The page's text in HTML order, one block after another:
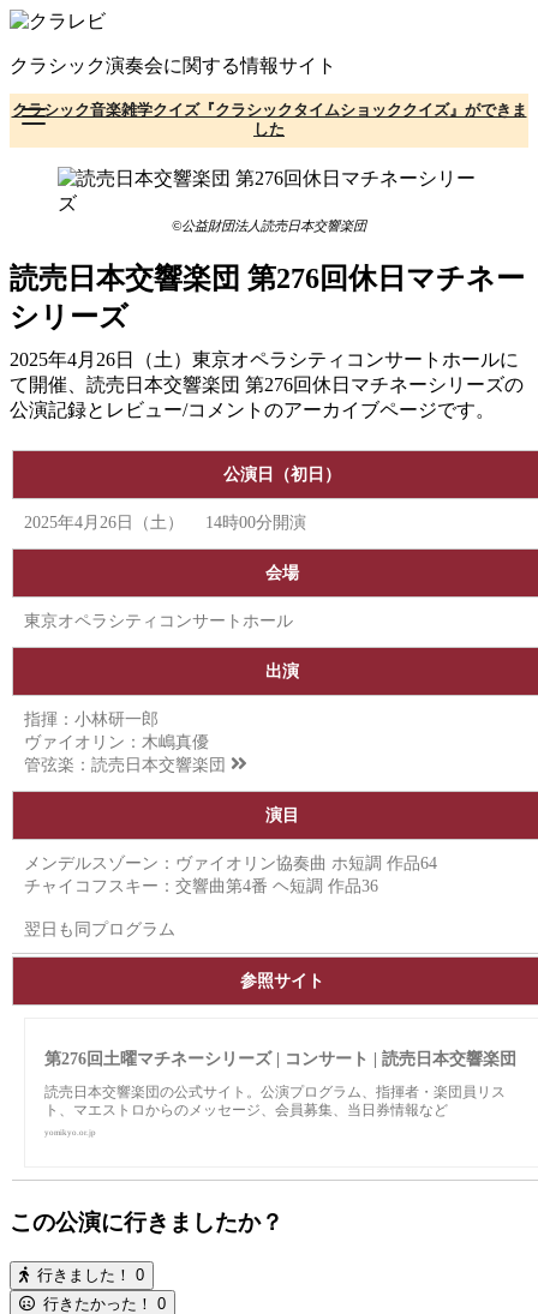
コ
テ
ン
ツ
へ
クラシック演奏会に関する情報サイト
クラシック音楽雑学クイズ『クラシックタイムショッククイズ』ができま
した
©公益財団法人読売日本交響楽団
読売日本交響楽団 第276回休日マチネー
シリーズ
2025年4月26日（土）東京オペラシティコンサートホールに
て開催、読売日本交響楽団 第276回休日マチネーシリーズの
公演記録とレビュー/コメントのアーカイブページです。
公演日（初日）
2025年4月26日（土） 14時00分開演
会場
東京オペラシティコンサートホール
出演
指揮：小林研一郎
ヴァイオリン：木嶋真優
管弦楽： 読売日本交響楽団
演目
メンデルスゾーン：ヴァイオリン協奏曲 ホ短調 作品64
チャイコフスキー：交響曲第4番 ヘ短調 作品36
翌日も同プログラム
参照サイト
第276回土曜マチネーシリーズ | コンサート | 読売日本交響楽団
読売日本交響楽団の公式サイト。公演プログラム、指揮者・楽団員リス
ト、マエストロからのメッセージ、会員募集、当日券情報など
yomikyo.or.jp
この公演に行きましたか？
行きました！ 0
行きたかった！ 0